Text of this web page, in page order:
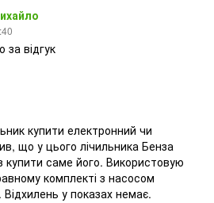
відгук
купити електронний чи
що у цього лічильника Бенза
купити саме його. Використовую
комплекті з насосом
у показах немає.